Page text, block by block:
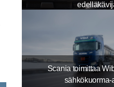
Scania toimittaa
sähkökuorma-